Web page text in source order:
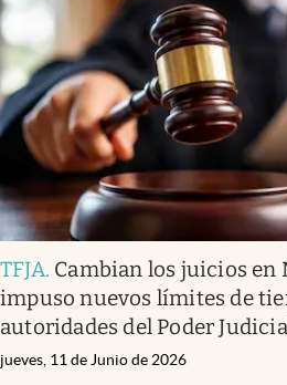
TFJA. Cambian los juicios en
impuso nuevos límites de
autoridades del Poder
jueves, 11 de Junio de 2026